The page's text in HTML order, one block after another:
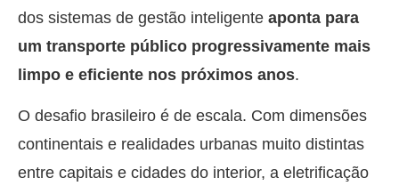
dos sistemas de gestão inteligente aponta para
um transporte público progressivamente mais
limpo e eficiente nos próximos anos.
O desafio brasileiro é de escala. Com dimensões
continentais e realidades urbanas muito distintas
entre capitais e cidades do interior, a eletrificação